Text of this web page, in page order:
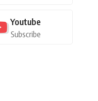
Youtube
Subscribe